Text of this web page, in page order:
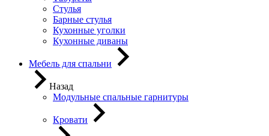
Стулья
Барные стулья
Кухонные уголки
Кухонные диваны
Мебель для спальни
Назад
Модульные спальные гарнитуры
Кровати